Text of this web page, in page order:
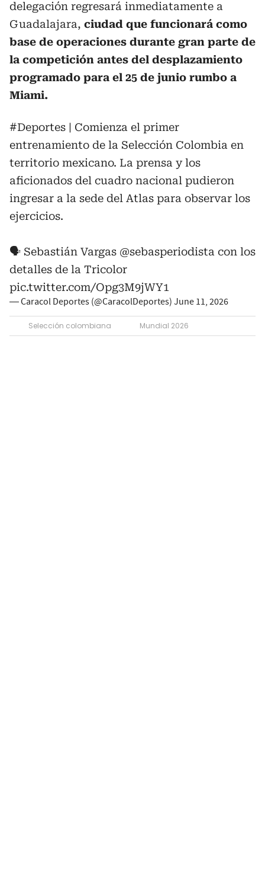
delegación regresará inmediatamente a
Guadalajara, ciudad que funcionará como
base de operaciones durante gran parte de
la competición antes del desplazamiento
programado para el 25 de junio rumbo a
Miami.
#Deportes | Comienza el primer
entrenamiento de la Selección Colombia en
territorio mexicano. La prensa y los
aficionados del cuadro nacional pudieron
ingresar a la sede del Atlas para observar los
ejercicios.
🗣️ Sebastián Vargas @sebasperiodista con los
detalles de la Tricolor
pic.twitter.com/Opg3M9jWY1
— Caracol Deportes (@CaracolDeportes) June 11, 2026
Selección colombiana Mundial 2026